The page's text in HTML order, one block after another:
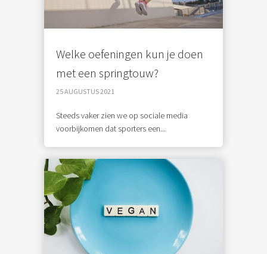
Welke oefeningen kun je doen
met een springtouw?
25 AUGUSTUS 2021
Steeds vaker zien we op sociale media
voorbijkomen dat sporters een...